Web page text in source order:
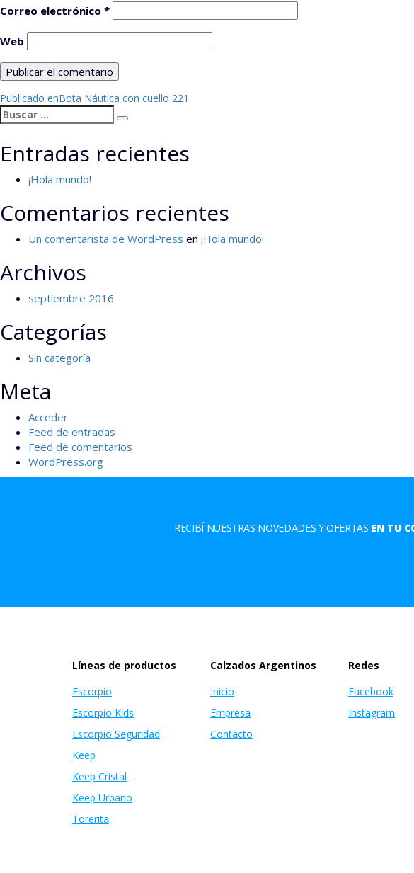
Correo electrónico *
Web
Navegación
de
entradas
Publicado enBota Náutica con cuello 221
Buscar
por:
Buscar
Entradas recientes
¡Hola mundo!
Comentarios recientes
Un comentarista de WordPress en ¡Hola mundo!
Archivos
septiembre 2016
Categorías
Sin categoría
Meta
Acceder
Feed de entradas
Feed de comentarios
WordPress.org
RECIBÍ NUESTRAS NOVEDADES Y OFERTAS EN TU
Líneas de productos
Escorpio
Escorpio Kids
Escorpio Seguridad
Keep
Keep Cristal
Keep Urbano
Torerita
Calzados Argentinos
Inicio
Empresa
Contacto
Redes
Facebook
Instagram